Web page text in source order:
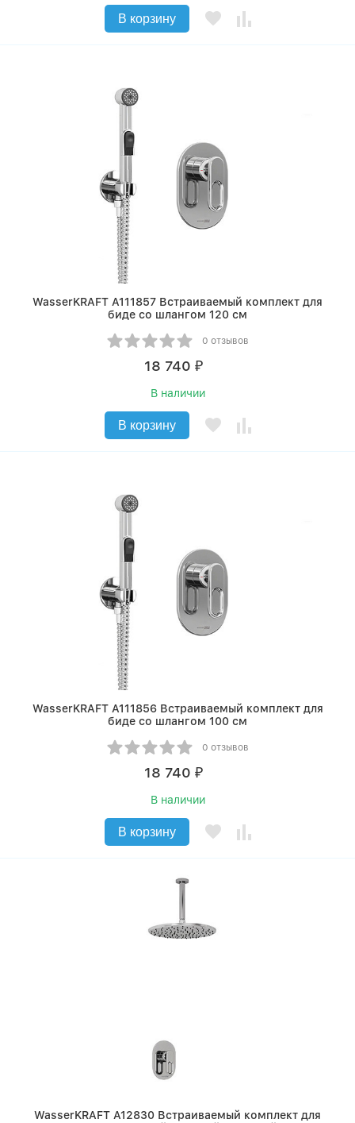
В корзину
WasserKRAFT A111857 Встраиваемый комплект для
биде со шлангом 120 см
0 отзывов
18 740 ₽
В наличии
В корзину
WasserKRAFT A111856 Встраиваемый комплект для
биде со шлангом 100 см
0 отзывов
18 740 ₽
В наличии
В корзину
WasserKRAFT A12830 Встраиваемый комплект для